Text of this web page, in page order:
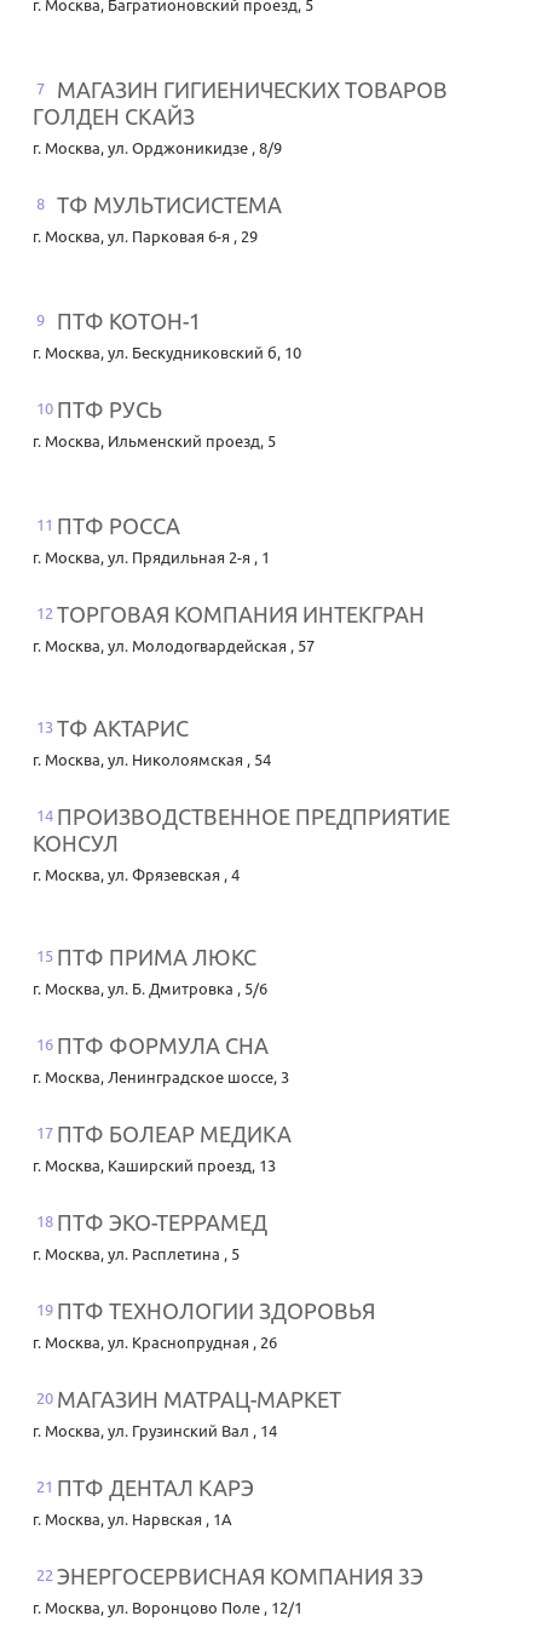
г. Москва, Багратионовский проезд, 5
7
МАГАЗИН ГИГИЕНИЧЕСКИХ ТОВАРОВ
ГОЛДЕН СКАЙЗ
г. Москва, ул. Орджоникидзе , 8/9
8 ТФ МУЛЬТИСИСТЕМА
г. Москва, ул. Парковая 6-я , 29
9 ПТФ КОТОН-1
г. Москва, ул. Бескудниковский б, 10
10 ПТФ РУСЬ
г. Москва, Ильменский проезд, 5
11 ПТФ РОССА
г. Москва, ул. Прядильная 2-я , 1
12 ТОРГОВАЯ КОМПАНИЯ ИНТЕКГРАН
г. Москва, ул. Молодогвардейская , 57
13 ТФ АКТАРИС
г. Москва, ул. Николоямская , 54
14 ПРОИЗВОДСТВЕННОЕ ПРЕДПРИЯТИЕ
КОНСУЛ
г. Москва, ул. Фрязевская , 4
15 ПТФ ПРИМА ЛЮКС
г. Москва, ул. Б. Дмитровка , 5/6
16 ПТФ ФОРМУЛА СНА
г. Москва, Ленинградское шоссе, 3
17 ПТФ БОЛЕАР МЕДИКА
г. Москва, Каширский проезд, 13
18 ПТФ ЭКО-ТЕРРАМЕД
г. Москва, ул. Расплетина , 5
19 ПТФ ТЕХНОЛОГИИ ЗДОРОВЬЯ
г. Москва, ул. Краснопрудная , 26
20 МАГАЗИН МАТРАЦ-МАРКЕТ
г. Москва, ул. Грузинский Вал , 14
21 ПТФ ДЕНТАЛ КАРЭ
г. Москва, ул. Нарвская , 1А
22 ЭНЕРГОСЕРВИСНАЯ КОМПАНИЯ 3Э
г. Москва, ул. Воронцово Поле , 12/1